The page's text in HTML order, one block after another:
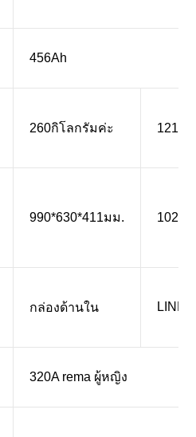
456Ah
260กิโลกรัมค่ะ 1210
990*630*411มม.
กล่องด้านใน
320A rema ผู้หญิง